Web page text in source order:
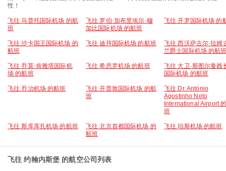
性！
飞往 马普托国际机场 的航
班
飞往 罗伯·加布里埃尔·穆
加比国际机场 的航班
飞往 开罗国际机场 的
飞往 沙卡国王国际机场 的
航班
飞往 迪拜国际机场 的航班
飞往 西沃萨古尔·拉姆
兰爵士国际机场 的航
飞往 乔莫·肯雅塔国际机
场 的航班
飞往 希思罗机场 的航班
飞往 大卫·斯图尔曼酋
国际机场 的航班
飞往 乔治机场 的航班
飞往 开普敦国际机场 的航
班
飞往 Dr. António
Agostinho Neto
International Airport
班
飞往 斯库库扎机场 的航班
飞往 北京首都国际机场 的
航班
飞往 珀斯机场 的航班
飞往 约翰内斯堡 的航空公司列表